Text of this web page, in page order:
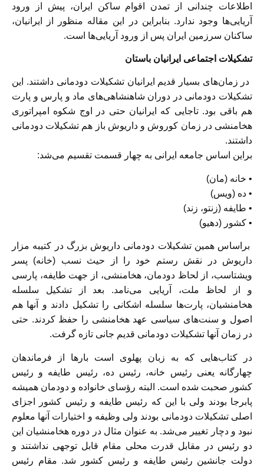
اطلاعات چندانی از تمدن اقوام ساکن ایران، پیش از ورود
آریایی‌ها وجود ندارد. بنابراین در این مقاله منظور از ایرانیان،
ساکنان سرزمین ایران پس از ورود آریایی‌ها است.
تشکیلات اجتماعی ایرانیان باستان
در زمان‌های بسیار قدیم ایرانیان تشکیلات دودمانی داشتند. این
تشکیلات دودمانی در دوران شاهنشاهی‌های ماد و پارس و پارت
هم باقی بود. تاجایی که ایرانیان حتی در اوج شکوه امپراتوری
هخامنشی در زمان کوروش و داریوش باز هم تشکیلات دودمانی
داشتند.
براین اساس جامعه ایرانی به چهار قسمت تقسیم می‌شد:
• خانه (مان)
• ده (ویس)
• طایفه (زنتو، زند)
• کشور (دهیو)
براساس همین تشکیلات دودمانی داریوش بزرگ در کتیبه مزار
داریوش در نقش رستم خود را از حیث نسب (خانه) پسر
ویشتاسب، از لحاظ دودمان، هخامنشی، از جهت طایفه، پارسی
و از لحاظ ملت، آریایی می‌نامد. بعد از تشکیل سلسله
هخامنشیان، پارت‌ها سلسله اشکانی را تشکیل دادند و آنها هم
اصول و سنت‌های سیاسی عهد هخامنشی را حفظ کردند. حتی
در زمان آنها تشکیلات دودمانی قدیم جانی تازه گرفت.
در کتاب‌هایی که به زبان پهلوی است بارها از فرماندهان
چهارگانه یعنی رئیس خانه، رئیس ده، رئیس طایفه و رئیس
کشور صحبت شده است. البته رؤسای خانواده و دودمان همیشه
پابرجا بودند ولی با این که رئیس طایفه و رئیس کشور اجزای
اصلی تشکیلات دودمانی بودند ولی وظیفه و اختیارات آنها معلوم
نبود و دچار تغییر می‌شد. به عنوان مثال در دوره هخامنشیان این
دو رئیس در مقابل قدرت محلی مقام قابل توجهی نداشتند و
دولت جانشین رئیس طایفه و رئیس کشور شد. مقام رئیس